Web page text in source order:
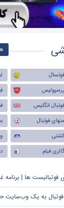
فوتسال
پرسپولیس
فوتبال انگلیس
منهای فوتبال
کشتی
گالری فیلم
ها | برنامه غذایی +
به یک وب‌سایت